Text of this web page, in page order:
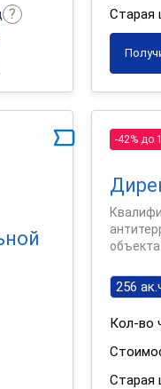
Старая
-42% до
256
Кол-во
Старая